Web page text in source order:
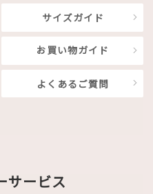
サイズガイド
お買い物ガイド
よくあるご質問
サービス